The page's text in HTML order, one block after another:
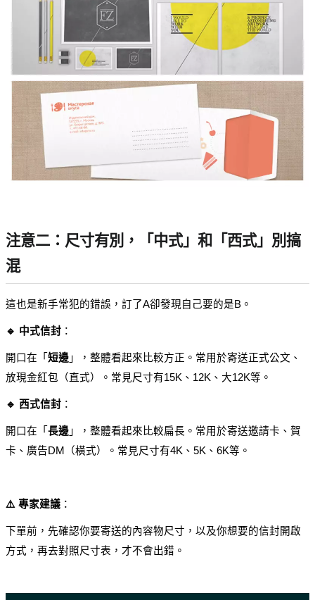
注意二：尺寸有別，「中式」和「西式」別搞
混
這也是新手常犯的錯誤，訂了A卻發現自己要的是B。
🔹 中式信封 ：
開口在「 短邊 」，整體看起來比較方正。常用於寄送正式公文、
放現金紅包（直式）。常見尺寸有15K、12K、大12K等。
🔹 西式信封 ：
開口在「 長邊 」，整體看起來比較扁長。常用於寄送邀請卡、賀
卡、廣告DM（橫式）。常見尺寸有4K、5K、6K等。
⚠️ 專家建議 ：
下單前，先確認你要寄送的內容物尺寸，以及你想要的信封開啟
方式，再去對照尺寸表，才不會出錯。